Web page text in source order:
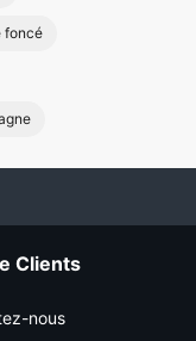
foncé
Clients
nous